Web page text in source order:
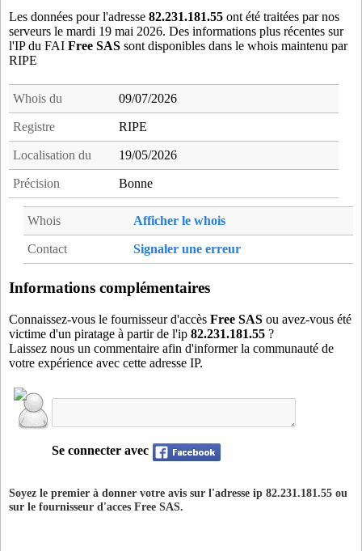
brn91
- Brunoy (20 km)
cac94- Cachan (6 km)
car75- Paris 17 (5 km)
cev75 - Paris 15 (3 km)
cha75- Paris 15 (3 km)
cha92
chc77- Chelles (20 km)
che77 - Chelles (19 km)
che78- Le Chesnay (17 km)
cho94- Choisy-le-Roi (10 km)
chp75
chy94- Chevilly-Larue (9 km)
cla92- Clamart (8 km)
cnv94- Chennevieres-sur-Marne (14 km)
cou75 - Paris 20 (5 km)
cou93- La Courneuve (8 km)
cpy94
cre94
cri75- Paris 19 (6 km)
- Saint-Denis (10 km)
cvl92- Chaville (12 km)
Les données pour l'adresse 82.231.181.55 ont été traitées par nos
serveurs le mardi 19 mai 2026. Des informations plus récentes sur
l'IP du FAI Free SAS sont disponibles dans le whois maintenu par
RIPE
Whois du 09/07/2026
Registre RIPE
Localisation du 19/05/2026
Précision Bonne
Whois Afficher le whois
Contact Signaler une erreur
Informations complémentaires
Connaissez-vous le fournisseur d'accès Free SAS ou avez-vous été
victime d'un piratage à partir de l'ip 82.231.181.55 ?
Laissez nous un commentaire afin d'informer la communauté de
votre expérience avec cette adresse IP.
Se connecter avec
Soyez le premier à donner votre avis sur l'adresse ip 82.231.181.55 ou
sur le fournisseur d'acces Free SAS.